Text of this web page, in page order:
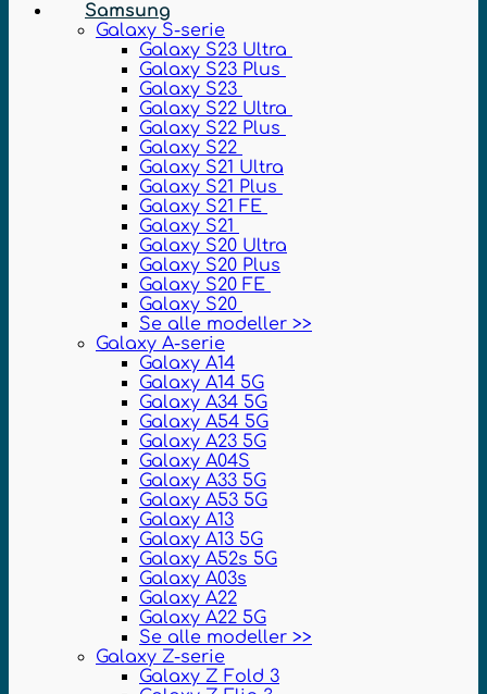
Samsung
Galaxy S-serie
Galaxy S23 Ultra
Galaxy S23 Plus
Galaxy S23
Galaxy S22 Ultra
Galaxy S22 Plus
Galaxy S22
Galaxy S21 Ultra
Galaxy S21 Plus
Galaxy S21 FE
Galaxy S21
Galaxy S20 Ultra
Galaxy S20 Plus
Galaxy S20 FE
Galaxy S20
Se alle modeller >>
Galaxy A-serie
Galaxy A14
Galaxy A14 5G
Galaxy A34 5G
Galaxy A54 5G
Galaxy A23 5G
Galaxy A04S
Galaxy A33 5G
Galaxy A53 5G
Galaxy A13
Galaxy A13 5G
Galaxy A52s 5G
Galaxy A03s
Galaxy A22
Galaxy A22 5G
Se alle modeller >>
Galaxy Z-serie
Galaxy Z Fold 3